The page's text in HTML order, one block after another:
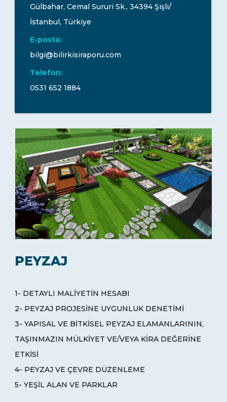
Gülbahar, Cemal Sururi Sk., 34394 Şişli/
İstanbul, Türkiye
E-posta:
bilgi@bilirkisiraporu.com
Telefon:
0531 652 1884
PEYZAJ
1- DETAYLI MALİYETİN HESABI
2- PEYZAJ PROJESİNE UYGUNLUK DENETİMİ
3- YAPISAL VE BİTKİSEL PEYZAJ ELAMANLARININ,
TAŞINMAZIN MÜLKİYET VE/VEYA KİRA DEĞERİNE
ETKİSİ
4- PEYZAJ VE ÇEVRE DÜZENLEME
5- YEŞİL ALAN VE PARKLAR